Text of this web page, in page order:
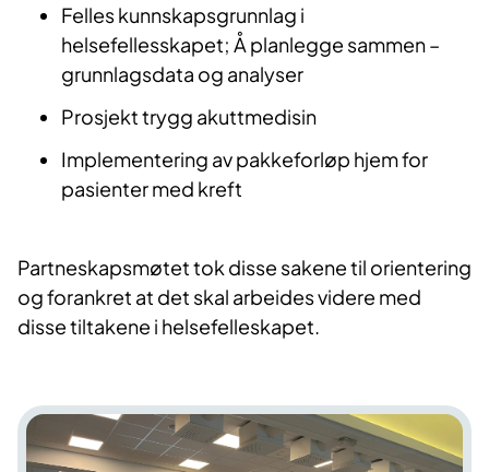
Felles kunnskapsgrunnlag i
helsefellesskapet; Å planlegge sammen –
grunnlagsdata og analyser
Prosjekt trygg akuttmedisin
Implementering av pakkeforløp hjem for
pasienter med kreft
Partneskapsmøtet tok disse sakene til orientering
og forankret at det skal arbeides videre med
disse tiltakene i helsefelleskapet.